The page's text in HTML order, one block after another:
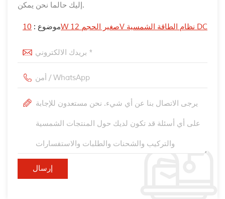
إليك حالما نحن يمكن.
موضوع : 10W صغير الحجم 12V نظام الطاقة الشمسية DC